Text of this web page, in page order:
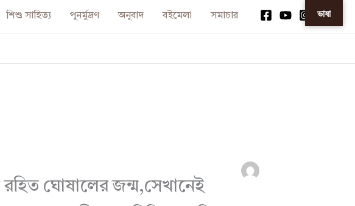
শিশু সাহিত্য পুনর্মুদ্রণ অনুবাদ বইমেলা সমাচার
ঘোষালের জন্ম,সেখানেই
ভাষা